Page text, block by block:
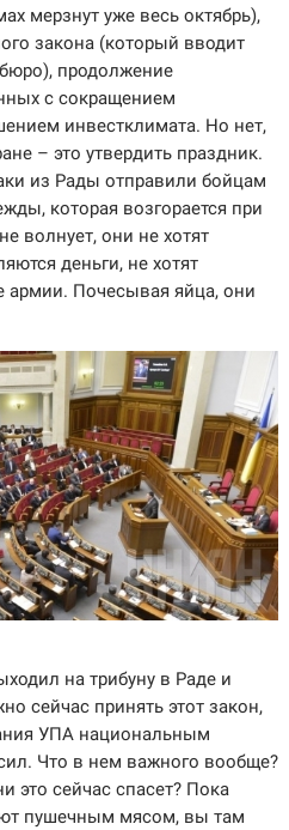
мерзнут уже весь октябрь),
закона (который вводит
продолжение
с сокращением
инвестклимата. Но нет,
– это утвердить праздник.
из Рады отправили бойцам
которая возгорается при
волнует, они не хотят
деньги, не хотят
армии. Почесывая яйца, они
на трибуну в Раде и
сейчас принять этот закон,
УПА национальным
Что в нем важного вообще?
это сейчас спасет? Пока
пушечным мясом, вы там